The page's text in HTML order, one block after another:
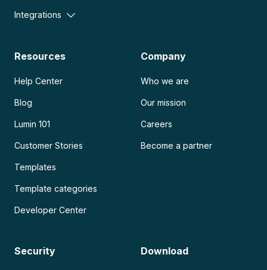
Integrations
Resources
Help Center
Blog
Lumin 101
Customer Stories
Templates
Template categories
Developer Center
Company
Who we are
Our mission
Careers
Become a partner
Security Download